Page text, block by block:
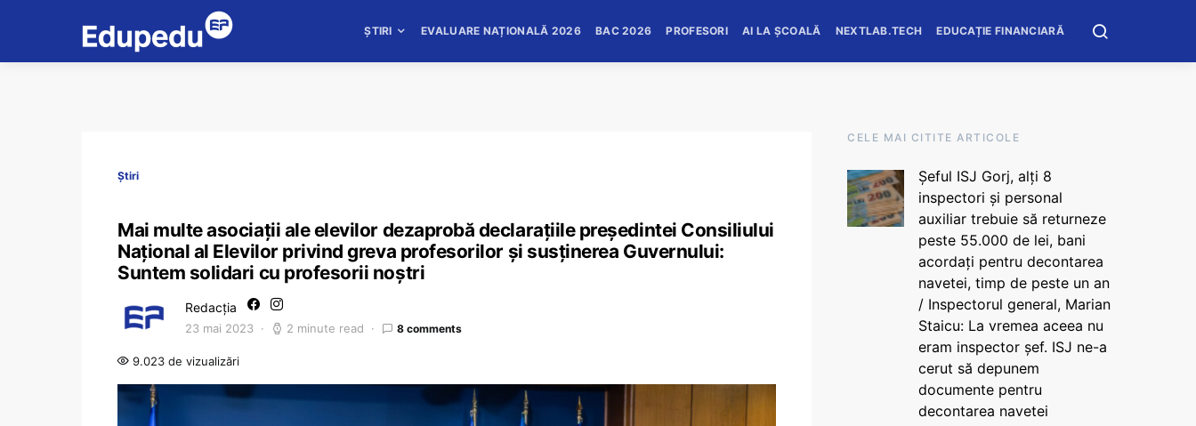
ȘTIRI EVALUARE NAȚIONALĂ 2026 BAC 2026 PROFESORI AI LA ȘCOALĂ NEXTLAB.TECH EDUCAȚIE FINANCIARĂ
Știri
Mai multe asociații ale elevilor dezaprobă declarațiile președintei Consiliului
Național al Elevilor privind greva profesorilor și susținerea Guvernului:
Suntem solidari cu profesorii noștri
Redacția
23 mai 2023 2 minute read 8 comments
9.023 de vizualizări
CELE MAI CITITE ARTICOLE
Șeful ISJ Gorj, alți 8
inspectori și personal
auxiliar trebuie să returneze
peste 55.000 de lei, bani
acordați pentru decontarea
navetei, timp de peste un an
/ Inspectorul general, Marian
Staicu: La vremea aceea nu
eram inspector șef. ISJ ne-a
cerut să depunem
documente pentru
decontarea navetei